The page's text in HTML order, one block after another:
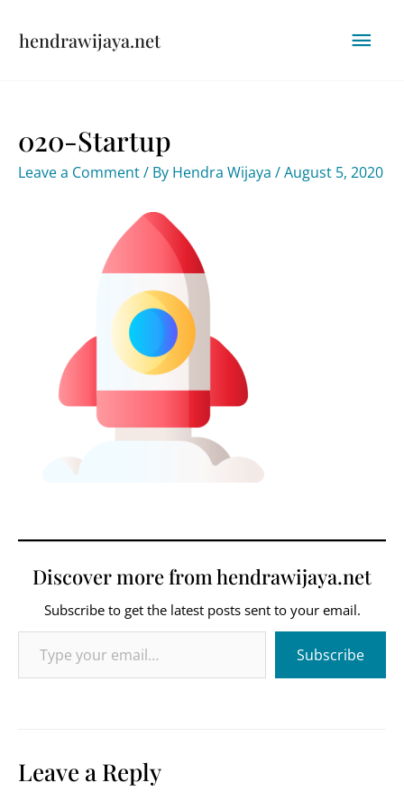
hendrawijaya.net
020-Startup
Leave a Comment/ By Hendra Wijaya /August 5, 2020
Discover more from hendrawijaya.net
Subscribe to get the latest posts sent to your email.
Type your email…
Subscribe
Leave a Reply